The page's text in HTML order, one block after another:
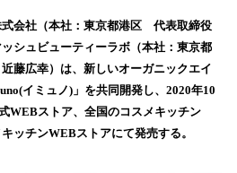
式会社（本社：東京都港区 代表取締役
シュビューティーラボ（本社：東京都
広幸）は、新しいオーガニックエイ
イミュノ)」を共同開発し、2020年10
WEBストア、全国のコスメキッチン
ッチンWEBストアにて発売する。